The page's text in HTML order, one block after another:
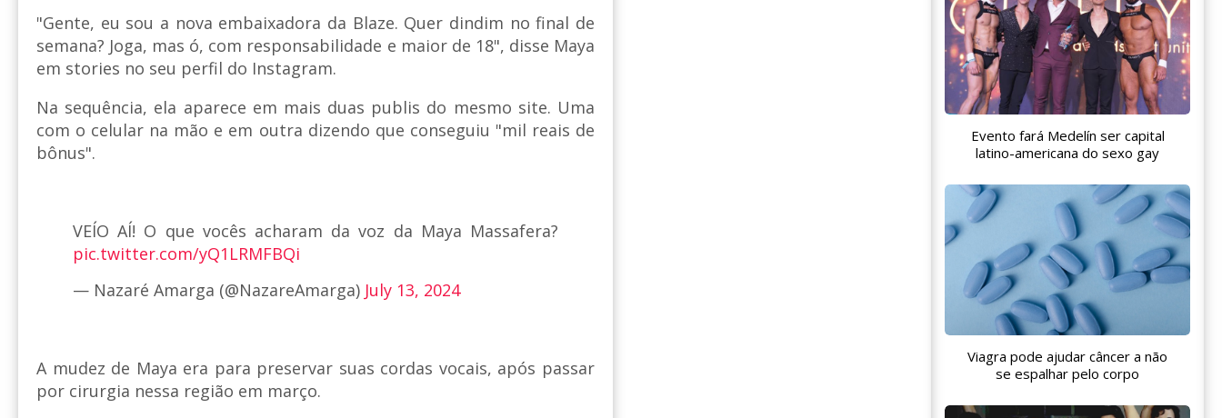
"Gente, eu sou a nova embaixadora da Blaze. Quer dindim no final de
semana? Joga, mas ó, com responsabilidade e maior de 18", disse Maya
em stories no seu perfil do Instagram.
Na sequência, ela aparece em mais duas publis do mesmo site. Uma
com o celular na mão e em outra dizendo que conseguiu "mil reais de
bônus".
VEÍO AÍ! O que vocês acharam da voz da Maya Massafera?
pic.twitter.com/yQ1LRMFBQi
— Nazaré Amarga (@NazareAmarga) July 13, 2024
A mudez de Maya era para preservar suas cordas vocais, após passar
por cirurgia nessa região em março.
Evento fará Medelín ser capital
latino-americana do sexo gay
Viagra pode ajudar câncer a não
se espalhar pelo corpo